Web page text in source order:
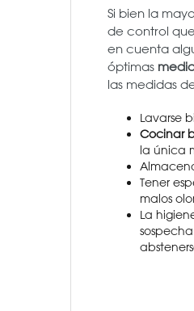
Si bien la
de control
en cuenta
óptimas
las medidas
Lavarse
Cocinar
la única
Tener
malos
La